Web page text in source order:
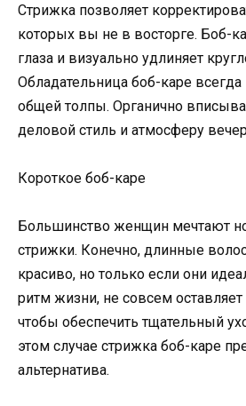
Стрижка позволяет
которых вы не в восторге. Боб-
глаза и визуально удлиняет
Обладательница боб-каре
общей толпы. Органично
деловой стиль и атмосферу
Короткое боб-каре
Большинство женщин мечтают
стрижки. Конечно, длинные
красиво, но только если они
ритм жизни, не совсем
чтобы обеспечить тщательный
этом случае стрижка боб-каре
альтернатива.